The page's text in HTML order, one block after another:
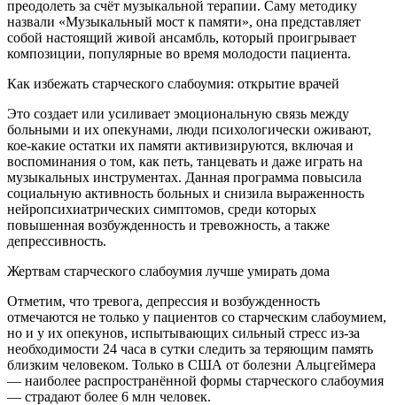
преодолеть за счёт музыкальной терапии. Саму методику
назвали «Музыкальный мост к памяти», она представляет
собой настоящий живой ансамбль, который проигрывает
композиции, популярные во время молодости пациента.
Как избежать старческого слабоумия: открытие врачей
Это создает или усиливает эмоциональную связь между
больными и их опекунами, люди психологически оживают,
кое-какие остатки их памяти активизируются, включая и
воспоминания о том, как петь, танцевать и даже играть на
музыкальных инструментах. Данная программа повысила
социальную активность больных и снизила выраженность
нейропсихиатрических симптомов, среди которых
повышенная возбужденность и тревожность, а также
депрессивность.
Жертвам старческого слабоумия лучше умирать дома
Отметим, что тревога, депрессия и возбужденность
отмечаются не только у пациентов со старческим слабоумием,
но и у их опекунов, испытывающих сильный стресс из-за
необходимости 24 часа в сутки следить за теряющим память
близким человеком. Только в США от болезни Альцгеймера
— наиболее распространённой формы старческого слабоумия
— страдают более 6 млн человек.